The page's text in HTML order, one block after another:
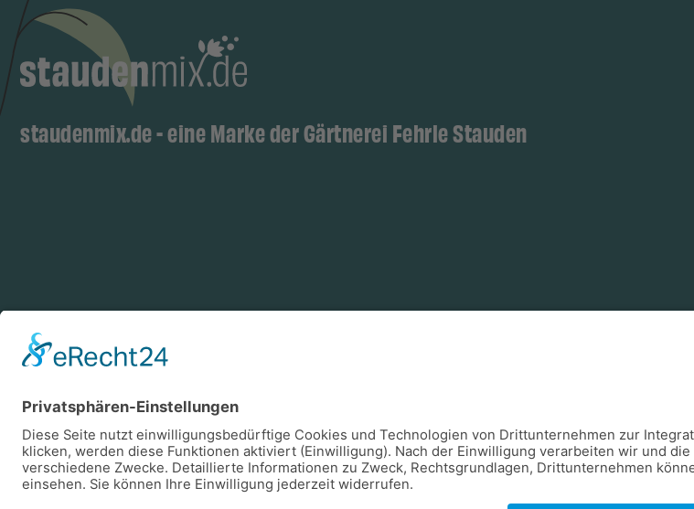
staudenmix.de - eine Marke der Gärtnerei Fehrle Stauden
Zahlungsarten
Vorkasse Rechnung